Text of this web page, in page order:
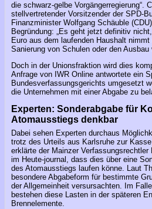
die schwarz-gelbe Vorgängerregierung“.
stellvertretender Vorsitzender der SPD-
Finanzminister Wolfgang Schäuble
Begründung: „Es geht jetzt definitiv
Euro aus dem laufenden Haushalt
Sanierung von Schulen oder den
Doch in der Unionsfraktion wird dies
Anfrage von IWR Online antwortete ein
Bundesverfassungsgerichts umgesetzt
die Unternehmen mit einer Abgabe zu
Experten: Sonderabgabe für
Atomausstiegs denkbar
Dabei sehen Experten durchaus
trotz des Urteils aus Karlsruhe zur
erklärte der Mainzer
im Heute-journal, dass dies über eine
des Atomausstiegs laufen könne. Laut
besondere Abgabeform für bestimmte
der Allgemeinheit versursachten. Im
bestehen diese Lasten in der späteren
Brennelemente.